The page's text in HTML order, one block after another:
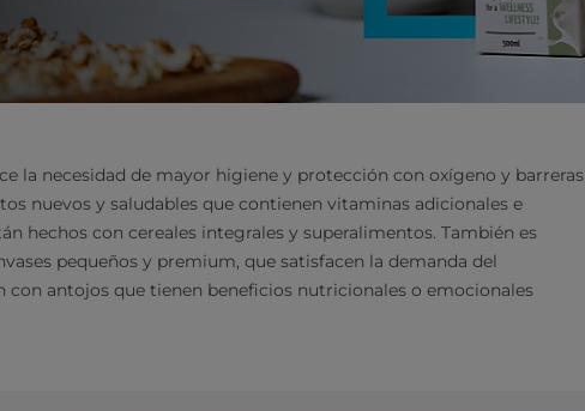
la necesidad de mayor higiene y protección con oxígeno y barreras
nuevos y saludables que contienen vitaminas adicionales e
hechos con cereales integrales y superalimentos. También es
pequeños y premium, que satisfacen la demanda del
antojos que tienen beneficios nutricionales o emocionales